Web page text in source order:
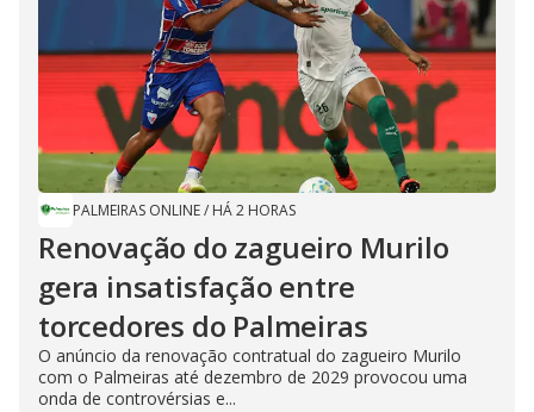
PALMEIRAS ONLINE/ HÁ 2 HORAS
Renovação do zagueiro Murilo
gera insatisfação entre
torcedores do Palmeiras
O anúncio da renovação contratual do zagueiro Murilo
com o Palmeiras até dezembro de 2029 provocou uma
onda de controvérsias e...